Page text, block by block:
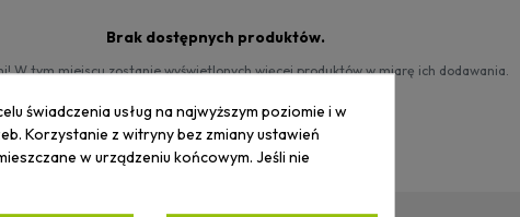
Brak dostępnych produktów.
W tym miejscu zostanie wyświetlonych więcej produktów w miarę ich dodawania.
świadczenia usług na najwyższym poziomie i w
Korzystanie z witryny bez zmiany ustawień
w urządzeniu końcowym. Jeśli nie